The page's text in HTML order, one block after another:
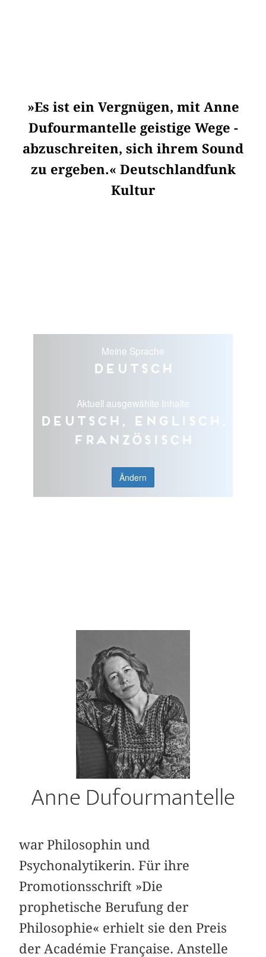
»Es ist ein Vergnügen, mit Anne
Dufourmantelle geistige Wege ­
abzuschreiten, sich ihrem Sound
zu ergeben.« Deutschlandfunk
Kultur
Meine Sprache
Deutsch
Aktuell ausgewählte Inhalte
Deutsch, Englisch,
Französisch
Ändern
Anne Dufourmantelle
war Philosophin und
Psychonalytikerin. Für ihre
Promotionsschrift »Die
prophetische Berufung der
Philosophie« erhielt sie den Preis
der Académie Française. Anstelle